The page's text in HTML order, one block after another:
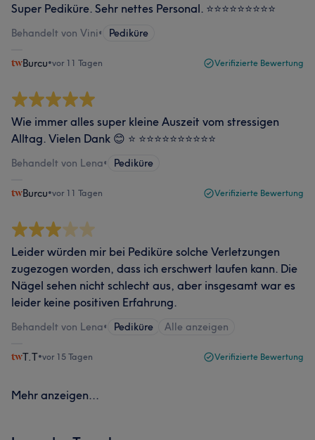
Super Pediküre. Sehr nettes Personal. ⭐️⭐️⭐️⭐️⭐️⭐️⭐️⭐️⭐️
Behandelt von Vini• Pediküre
Burcu•vor 11 Tagen Verifizierte Bewertung
Wie immer alles super kleine Auszeit vom stressigen
Alltag. Vielen Dank 😊 ⭐️ ⭐️⭐️⭐️⭐️⭐️⭐️⭐️⭐️⭐️⭐️
Behandelt von Lena• Pediküre
Burcu•vor 11 Tagen Verifizierte Bewertung
Leider würden mir bei Pediküre solche Verletzungen
zugezogen worden, dass ich erschwert laufen kann. Die
Nägel sehen nicht schlecht aus, aber insgesamt war es
leider keine positiven Erfahrung.
Behandelt von Lena• Pediküre Alle anzeigen
T.T•vor 15 Tagen Verifizierte Bewertung
Mehr anzeigen...